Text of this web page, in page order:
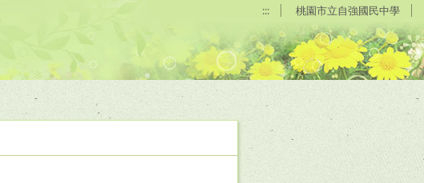
::: 桃園市立自強國民中學